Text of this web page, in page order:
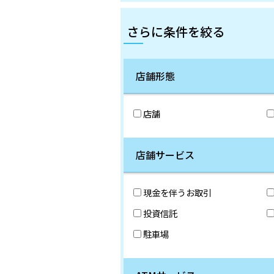
さらに条件を絞る
店舗形態
店舗
店舗サービス
現金を伴うお取引
投資信託
駐車場